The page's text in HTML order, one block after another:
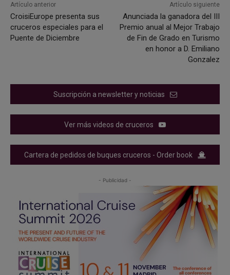
Artículo anterior
CroisiEurope presenta sus
cruceros especiales para el
Puente de Diciembre
Artículo siguiente
Anunciada la ganadora del III
Premio anual al Mejor Trabajo
de Fin de Grado en Turismo
en honor a D. Emiliano
Gonzalez
Suscripción a newsletter y noticias
Ver más videos de cruceros
Cartera de pedidos de buques cruceros - Order book
- Publicidad -